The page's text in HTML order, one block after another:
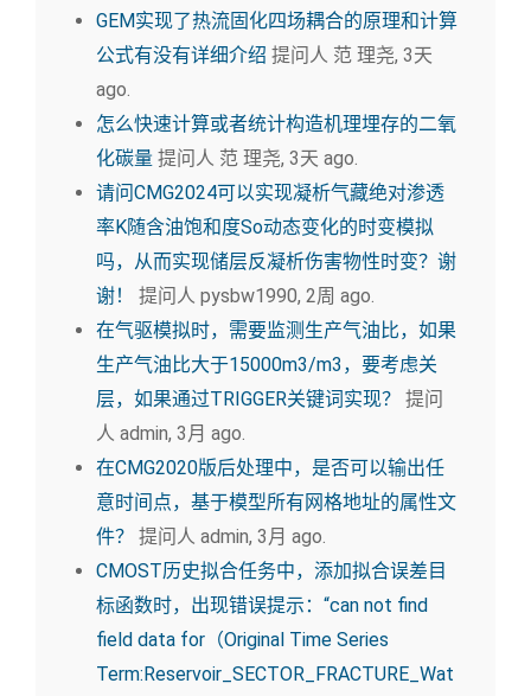
GEM实现了热流固化四场耦合的原理和计算
公式有没有详细介绍 提问人 范 理尧, 3天
ago.
怎么快速计算或者统计构造机理埋存的二氧
化碳量 提问人 范 理尧, 3天 ago.
请问CMG2024可以实现凝析气藏绝对渗透
率K随含油饱和度So动态变化的时变模拟
吗，从而实现储层反凝析伤害物性时变？谢
谢！
提问人 pysbw1990, 2周 ago.
在气驱模拟时，需要监测生产气油比，如果
生产气油比大于15000m3/m3，要考虑关
层，如果通过TRIGGER关键词实现？
提问
人 admin, 3月 ago.
在CMG2020版后处理中，是否可以输出任
意时间点，基于模型所有网格地址的属性文
件？
提问人 admin, 3月 ago.
CMOST历史拟合任务中，添加拟合误差目
标函数时，出现错误提示：“can not find
field data for（Original Time Series
Term:Reservoir_SECTOR_FRACTURE_Wat